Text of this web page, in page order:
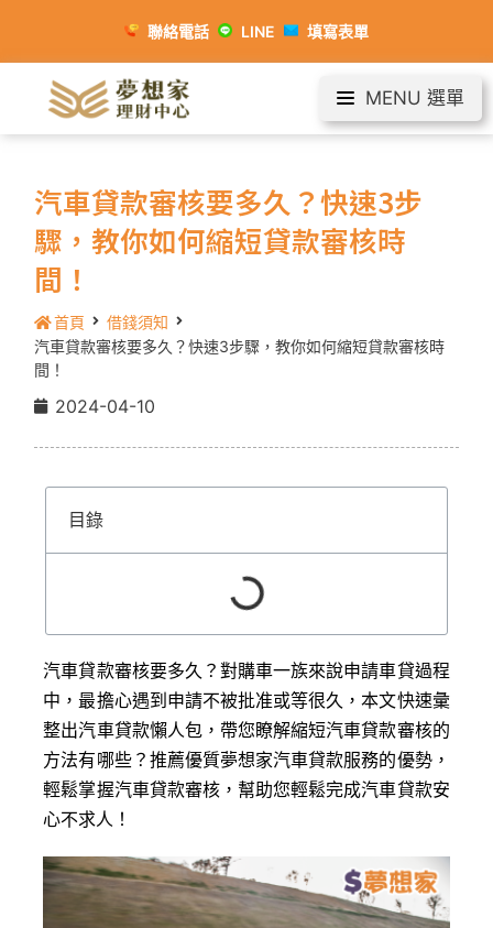
聯絡電話 LINE 填寫表單
MENU 選單
汽車貸款審核要多久？快速3步
驟，教你如何縮短貸款審核時
間！
首頁
借錢須知
汽車貸款審核要多久？快速3步驟，教你如何縮短貸款審核時
間！
2024-04-10
目錄
汽車貸款審核要多久？對購車一族來說申請車貸過程
中，最擔心遇到申請不被批准或等很久，本文快速彙
整出汽車貸款懶人包，帶您瞭解縮短汽車貸款審核的
方法有哪些？推薦優質夢想家汽車貸款服務的優勢，
輕鬆掌握汽車貸款審核，幫助您輕鬆完成汽車貸款安
心不求人！